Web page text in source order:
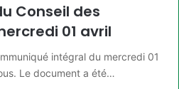
Conseil des
01 avril
intégral du mercredi 01
Le document a été…